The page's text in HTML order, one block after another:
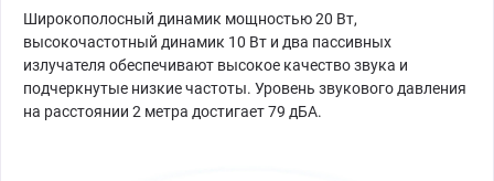
Широкополосный динамик мощностью 20 Вт,
высокочастотный динамик 10 Вт и два пассивных
излучателя обеспечивают высокое качество звука и
подчеркнутые низкие частоты. Уровень звукового давления
на расстоянии 2 метра достигает 79 дБА.